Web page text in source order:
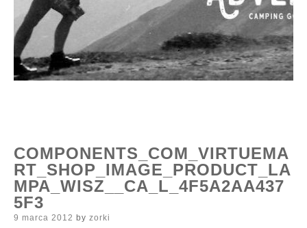
COMPONENTS_COM_VIRTUEMA
RT_SHOP_IMAGE_PRODUCT_LA
MPA_WISZ__CA_L_4F5A2AA437
5F3
Posted
9 marca 2012 by zorki